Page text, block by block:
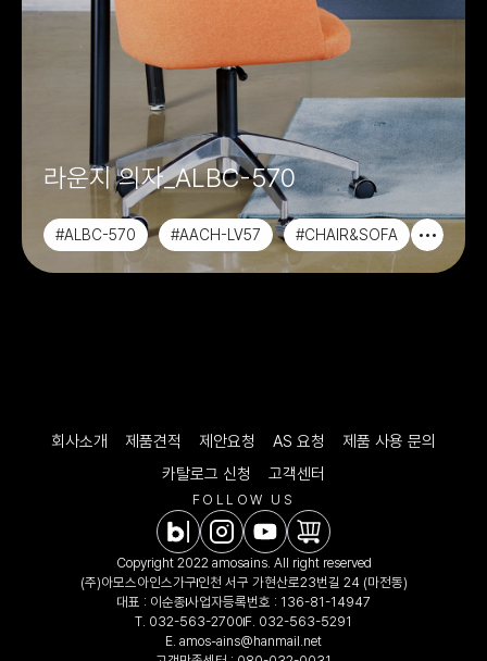
라운지 의자_ALBC-570
#ALBC-570 #AACH-LV57
#CHAIR&SOFA
#라운지의자
회사소개 제품견적 제안요청 AS 요청
제품 사용 문의
카탈로그 신청
고객센터
FOLLOW US
Copyright 2022 amosains. All right reserved
(주)아모스아인스가구인천 서구 가현산로23번길 24 (마전동)
대표 : 이순종사업자등록번호 : 136-81-14947
T. 032-563-2700 F. 032-563-5291
E. amos-ains@hanmail.net